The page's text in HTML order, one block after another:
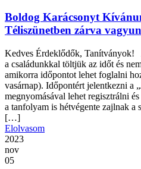
Boldog Karácsonyt
Téliszünetben zárva
Kedves Érdeklődők, Tanítványok!
a családunkkal töltjük az időt és
amikorra időpontot lehet foglalni
vasárnap). Időpontért jelentkezni a
megnyomásával lehet regisztrálni
a tanfolyam is hétvégente zajlnak a
[…]
Elolvasom
2023
nov
05